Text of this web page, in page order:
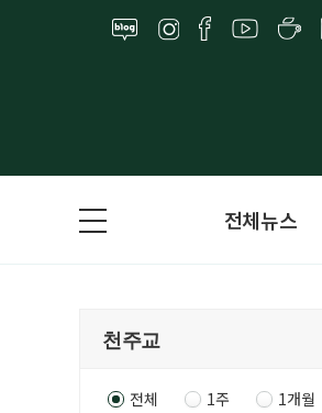
전체뉴스
전체 1주 1개월